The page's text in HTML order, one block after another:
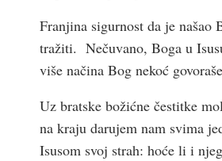
Franjina sigurnost da je našao
tražiti. Nečuvano, Boga u
više načina Bog nekoć
Uz bratske božićne čestitke
na kraju darujem nam svima
Isusom svoj strah: hoće li i